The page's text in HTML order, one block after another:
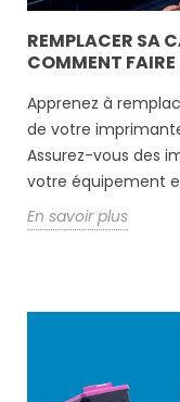
REMPLACER SA
COMMENT FAIRE
Apprenez à
de votre
Assurez-vous des
votre équipement
En savoir plus